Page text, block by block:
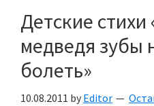
Детские
медведя зубы
болеть»
10.08.2011 by Editor